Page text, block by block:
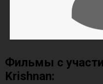
Фильмы с
Krishnan: